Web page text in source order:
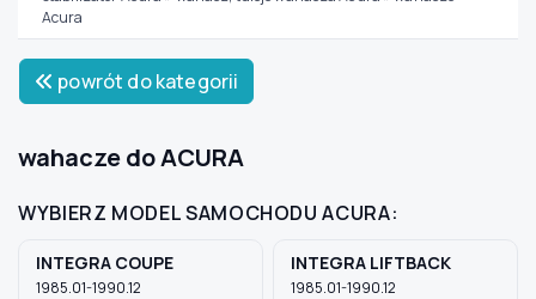
Wybierz swój pojazd
MARKA
MODEL
TYP / SILNIK
Acura
powrót do kategorii
wahacze do ACURA
WYBIERZ MODEL SAMOCHODU ACURA:
INTEGRA COUPE
1985.01-1990.12
INTEGRA LIFTBACK
1985.01-1990.12